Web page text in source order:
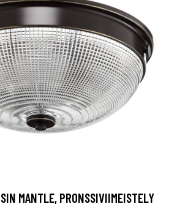
MANTLE, PRONSSIVIIMEISTELY